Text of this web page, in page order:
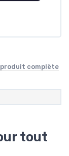
complète
tout